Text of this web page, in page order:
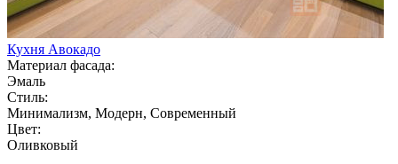
Кухня Авокадо
Материал фасада:
Эмаль
Стиль:
Минимализм, Модерн, Современный
Цвет:
Оливковый